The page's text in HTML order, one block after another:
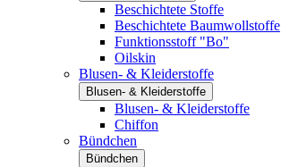
Beschichtete Stoffe
Beschichtete Baumwollstoffe
Funktionsstoff "Bo"
Oilskin
Blusen- & Kleiderstoffe
Blusen- & Kleiderstoffe
Blusen- & Kleiderstoffe
Chiffon
Bündchen
Bündchen